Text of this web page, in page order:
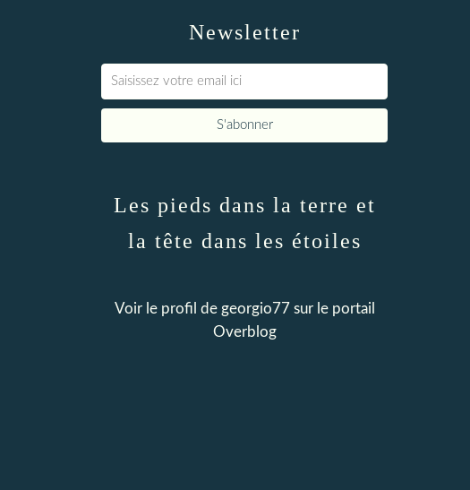
Newsletter
Les pieds dans la terre et
la tête dans les étoiles
Voir le profil de georgio77 sur le portail
Overblog